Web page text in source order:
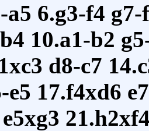
a5 6.g3-f4
10.a1-b2
d8-c7
e5 17.f4xd6
e5xg3